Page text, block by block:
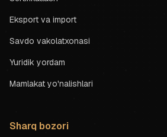
Eksport va import
Savdo vakolatxonasi
Yuridik yordam
Mamlakat yo'nalishlari
Sharq bozori